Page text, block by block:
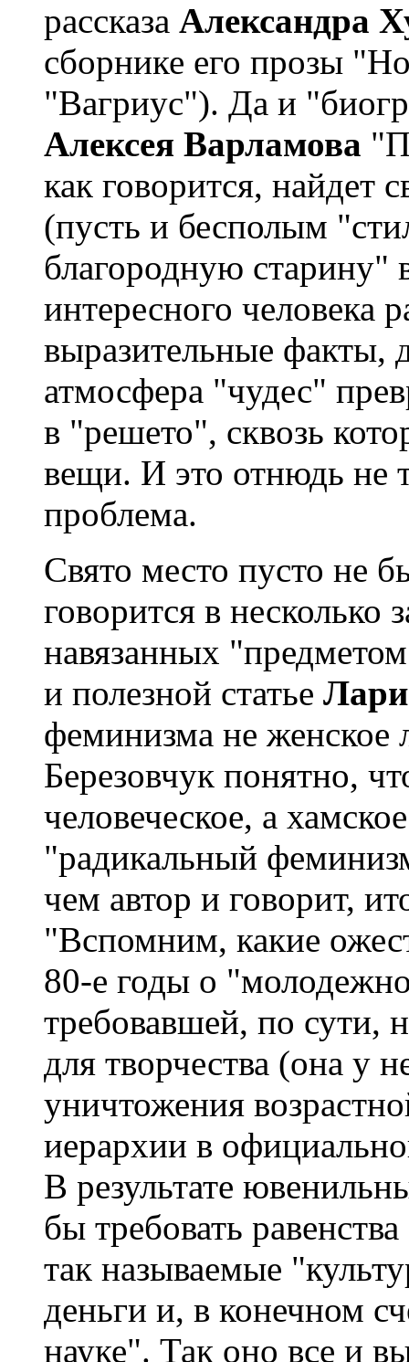
рассказа Александра
сборнике его прозы
"Вагриус"). Да и
Алексея Варламова
как говорится, найдет
(пусть и бесполым
благородную старину"
интересного человека
выразительные факты,
атмосфера "чудес"
в "решето", сквозь
вещи. И это отнюдь не
проблема.
Свято место пусто не
говорится в несколько
навязанных
и полезной статье
феминизма не женское
Березовчук понятно,
человеческое, а
"радикальный
чем автор и говорит,
"Вспомним, какие
80-е годы о
требовавшей, по сути,
для творчества (она у
уничтожения
иерархии в
В результате
бы требовать
так называемые
деньги и, в конечном
науке". Так оно все и